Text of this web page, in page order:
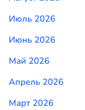
Июль 2026
Июнь 2026
Май 2026
Апрель 2026
Март 2026